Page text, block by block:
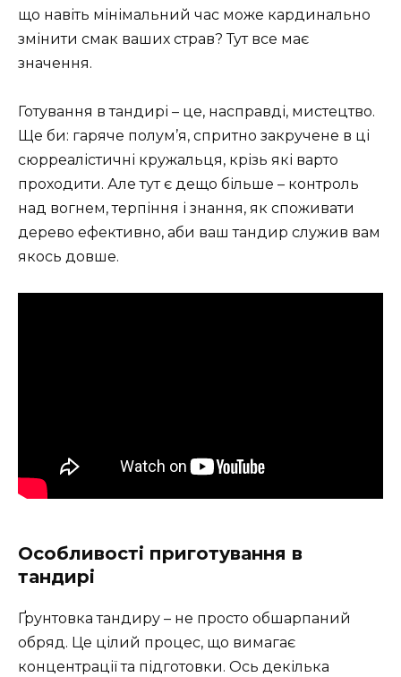
що навіть мінімальний час може кардинально
змінити смак ваших страв? Тут все має
значення.
Готування в тандирі – це, насправді, мистецтво.
Ще би: гаряче полум’я, спритно закручене в ці
сюрреалістичні кружальця, крізь які варто
проходити. Але тут є дещо більше – контроль
над вогнем, терпіння і знання, як споживати
дерево ефективно, аби ваш тандир служив вам
якось довше.
Особливості приготування в
тандирі
Ґрунтовка тандиру – не просто обшарпаний
обряд. Це цілий процес, що вимагає
концентрації та підготовки. Ось декілька